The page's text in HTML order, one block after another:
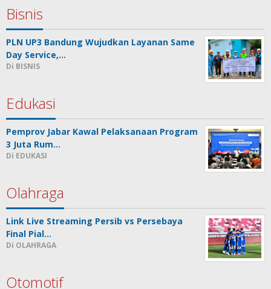
Bisnis
PLN UP3 Bandung Wujudkan Layanan Same
Day Service,…
Di BISNIS
Edukasi
Pemprov Jabar Kawal Pelaksanaan Program
3 Juta Rum…
Di EDUKASI
Olahraga
Link Live Streaming Persib vs Persebaya
Final Pial…
Di OLAHRAGA
Otomotif